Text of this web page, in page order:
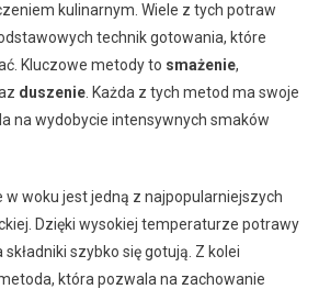
kulinarnym. Wiele z tych potraw
technik gotowania, które
Kluczowe metody to smażenie,
duszenie. Każda z tych metod ma swoje
na wydobycie intensywnych smaków
w woku jest jedną z najpopularniejszych
Dzięki wysokiej temperaturze potrawy
szybko się gotują. Z kolei
która pozwala na zachowanie